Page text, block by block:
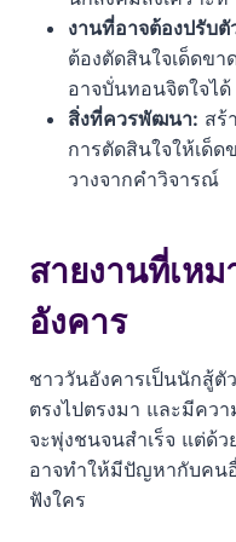
งานที่อาจต้องปรับตั
ต้องตัดสินใจเด็ดขา
อาจบั่นทอนจิตใจได้
สิ่งที่ควรพัฒนา: สร้
การตัดสินใจให้เด็
วางจากคำวิจารณ์
สายงานที่เห
อังคาร
ชาววันอังคารเป็นนักสู้
ตรงไปตรงมา และมีคว
จะพุ่งชนจนสำเร็จ แต่ด้
อาจทำให้มีปัญหากับคน
ฟังใคร